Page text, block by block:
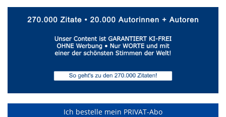
Ich bestelle mein PRIVAT-Abo